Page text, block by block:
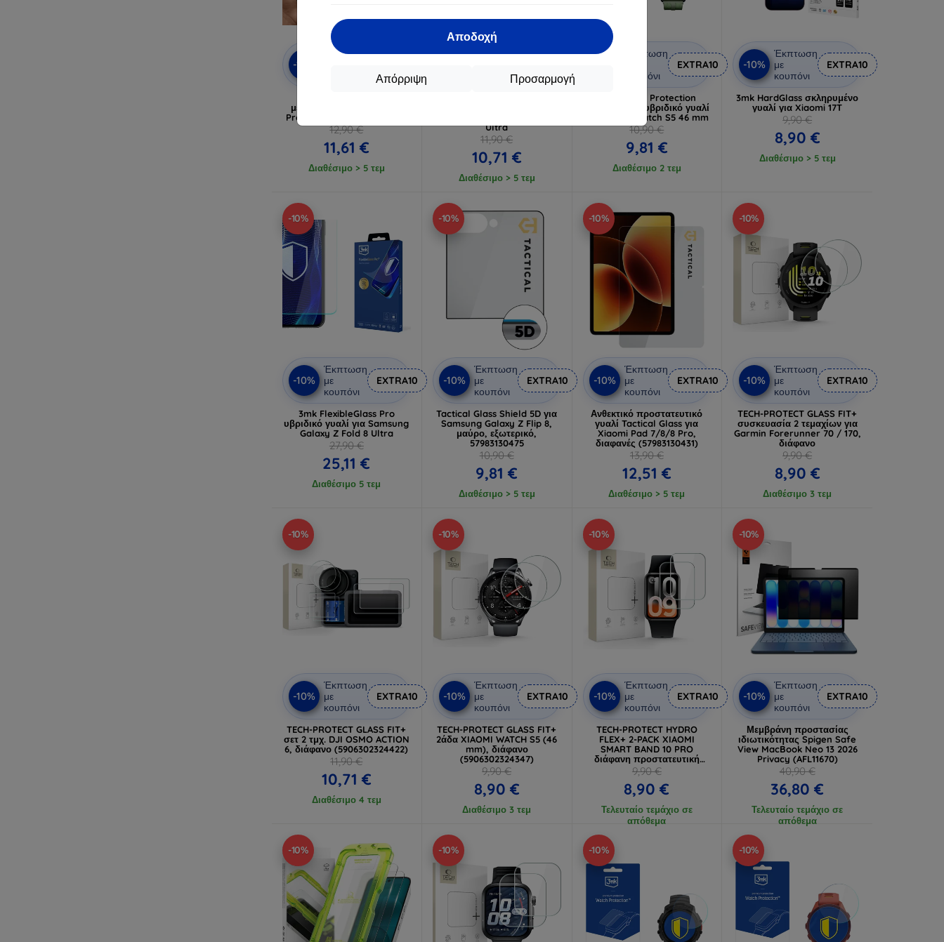
Αποδοχή
Προσαρμογή
Απόρριψη
-10%
Έκπτωση
μεμβράνη 3MK Silky Matt
Pro για Oppo Find X9 Pro ()
12,90 €
11,61 €
Διαθέσιμο > 5 τεμ
Έκπτωση
Ultra
11,90 €
10,71 €
Διαθέσιμο > 5 τεμ
Έκπτωση
κουπόνι
EXTRA10
3mk Watch Protection
FlexibleGlass υβριδικό γυαλί
για Xiaomi Watch S5 46 mm
10,90 €
9,81 €
Διαθέσιμο 2 τεμ
-10%
Έκπτωση
με
κουπόνι
EXTRA10
3mk HardGlass σκληρυμένο
γυαλί για Xiaomi 17T
9,90 €
8,90 €
Διαθέσιμο > 5 τεμ
-10%
-10%
Έκπτωση
με
κουπόνι
EXTRA10
3mk FlexibleGlass Pro
υβριδικό γυαλί για Samsung
Galaxy Z Fold 8 Ultra
27,90 €
25,11 €
Διαθέσιμο 5 τεμ
-10%
-10%
Έκπτωση
με
κουπόνι
EXTRA10
Tactical Glass Shield 5D για
Samsung Galaxy Z Flip 8,
μαύρο, εξωτερικό,
57983130475
10,90 €
9,81 €
Διαθέσιμο > 5 τεμ
-10%
-10%
Έκπτωση
με
κουπόνι
EXTRA10
Ανθεκτικό προστατευτικό
γυαλί Tactical Glass για
Xiaomi Pad 7/8/8 Pro,
διαφανές (57983130431)
13,90 €
12,51 €
Διαθέσιμο > 5 τεμ
-10%
-10%
Έκπτωση
με
κουπόνι
EXTRA10
TECH-PROTECT GLASS FIT+
συσκευασία 2 τεμαχίων για
Garmin Forerunner 70 / 170,
διάφανο
9,90 €
8,90 €
Διαθέσιμο 3 τεμ
-10%
-10%
Έκπτωση
με
κουπόνι
EXTRA10
TECH-PROTECT GLASS FIT+
σετ 2 τμχ. DJI OSMO ACTION
6, διάφανο (5906302324422)
11,90 €
10,71 €
Διαθέσιμο 4 τεμ
-10%
-10%
Έκπτωση
με
κουπόνι
EXTRA10
TECH-PROTECT GLASS FIT+
2άδα XIAOMI WATCH S5 (46
mm), διάφανο
(5906302324347)
9,90 €
8,90 €
Διαθέσιμο 3 τεμ
-10%
-10%
Έκπτωση
με
κουπόνι
EXTRA10
TECH-PROTECT HYDRO
FLEX+ 2-PACK XIAOMI
SMART BAND 10 PRO
διάφανη προστατευτική
μεμβράνη υδρογέλης
9,90 €
8,90 €
Τελευταίο τεμάχιο σε
απόθεμα
-10%
-10%
Έκπτωση
με
κουπόνι
EXTRA10
Μεμβράνη προστασίας
ιδιωτικότητας Spigen Safe
View MacBook Neo 13 2026
Privacy (AFL11670)
40,90 €
36,80 €
Τελευταίο τεμάχιο σε
απόθεμα
-10% -10% -10% -10%